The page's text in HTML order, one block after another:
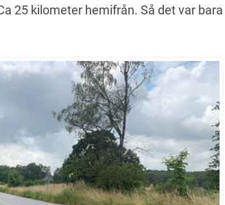
25 kilometer hemifrån. Så det var bara